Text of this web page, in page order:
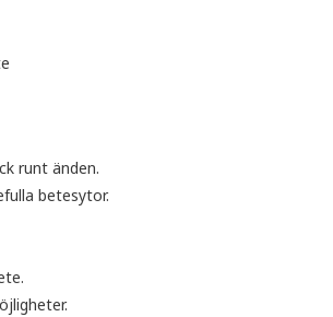
runt änden.
betesytor.